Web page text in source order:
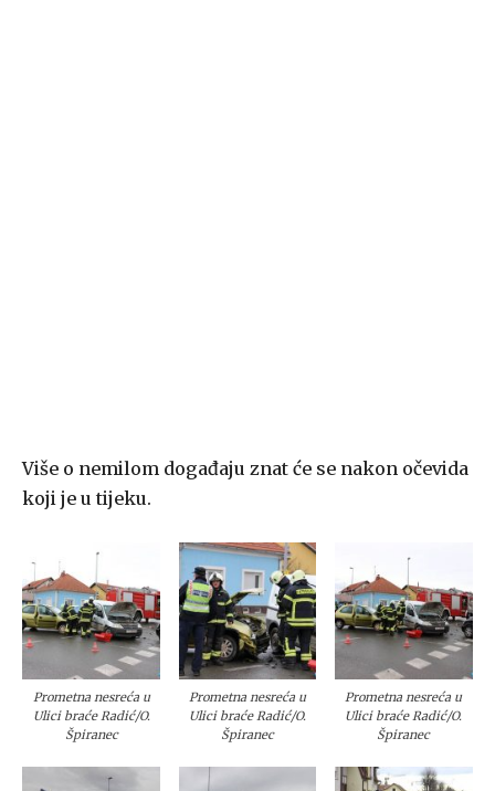
Više o nemilom događaju znat će se nakon očevida
koji je u tijeku.
Prometna nesreća u
Ulici braće Radić/O.
Špiranec
Prometna nesreća u
Ulici braće Radić/O.
Špiranec
Prometna nesreća u
Ulici braće Radić/O.
Špiranec